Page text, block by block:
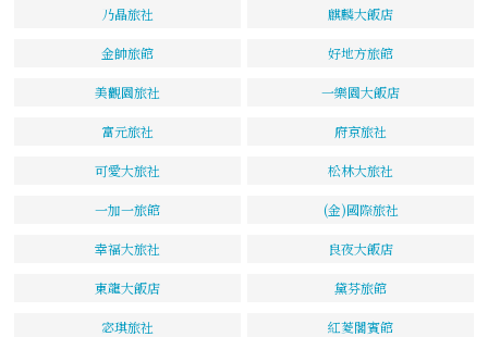
乃晶旅社 麒麟大飯店
金帥旅館 好地方旅館
美觀園旅社 一樂園大飯店
富元旅社 府京旅社
可愛大旅社 松林大旅社
一加一旅館 (金)國際旅社
幸福大旅社 良夜大飯店
東龍大飯店 黛芬旅館
宓琪旅社 紅菱閣賓館